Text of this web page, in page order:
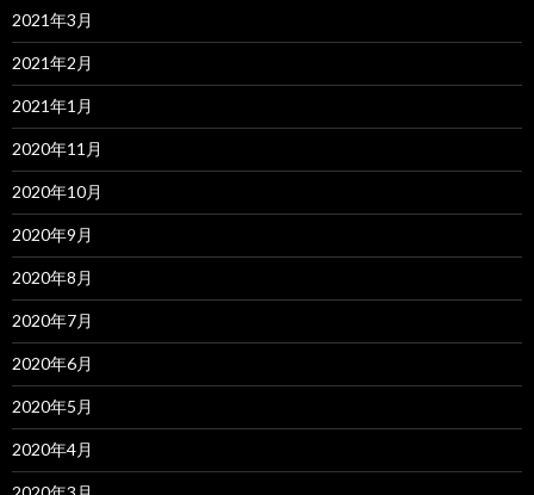
2021年3月
2021年2月
2021年1月
2020年11月
2020年10月
2020年9月
2020年8月
2020年7月
2020年6月
2020年5月
2020年4月